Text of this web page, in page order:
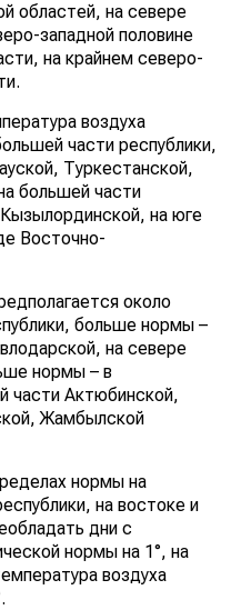
областей, на севере
западной половине
на крайнем северо-
воздуха
части республики,
Туркестанской,
большей части
на юге
Восточно-
около
больше нормы –
на севере
нормы – в
части Актюбинской,
Жамбылской
нормы на
на востоке и
дни с
нормы на 1°, на
воздуха